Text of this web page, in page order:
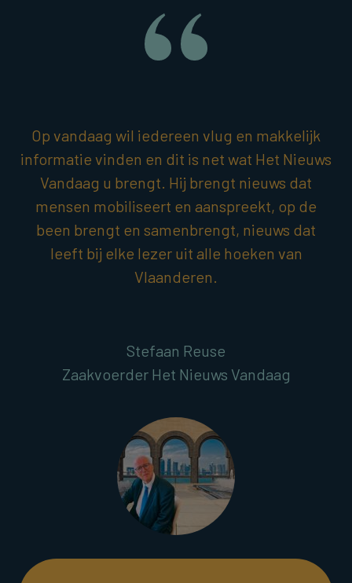
Op vandaag wil iedereen vlug en makkelijk
informatie vinden en dit is net wat Het Nieuws
Vandaag u brengt. Hij brengt nieuws dat
mensen mobiliseert en aanspreekt, op de
been brengt en samenbrengt, nieuws dat
leeft bij elke lezer uit alle hoeken van
Vlaanderen.
Stefaan Reuse
Zaakvoerder Het Nieuws Vandaag